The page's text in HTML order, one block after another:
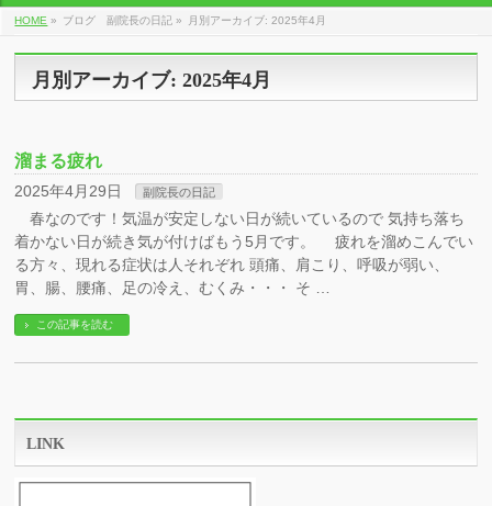
HOME » ブログ 副院長の日記 » 月別アーカイブ: 2025年4月
月別アーカイブ: 2025年4月
溜まる疲れ
2025年4月29日 副院長の日記
春なのです！気温が安定しない日が続いているので 気持ち落ち
着かない日が続き気が付けばもう5月です。 疲れを溜めこんでい
る方々、現れる症状は人それぞれ 頭痛、肩こり、呼吸が弱い、
胃、腸、腰痛、足の冷え、むくみ・・・ そ …
この記事を読む
LINK